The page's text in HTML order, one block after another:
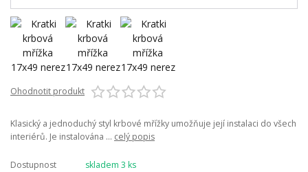
Ohodnotit produkt
Klasický a jednoduchý styl krbové mřížky umožňuje její instalaci do všech
interiérů. Je instalována ... celý popis
Dostupnost skladem 3 ks